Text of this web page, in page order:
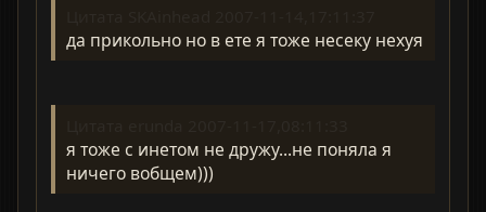
да прикольно но в ете я тоже несеку нехуя
я тоже с инетом не дружу...не поняла я
ничего вобщем)))